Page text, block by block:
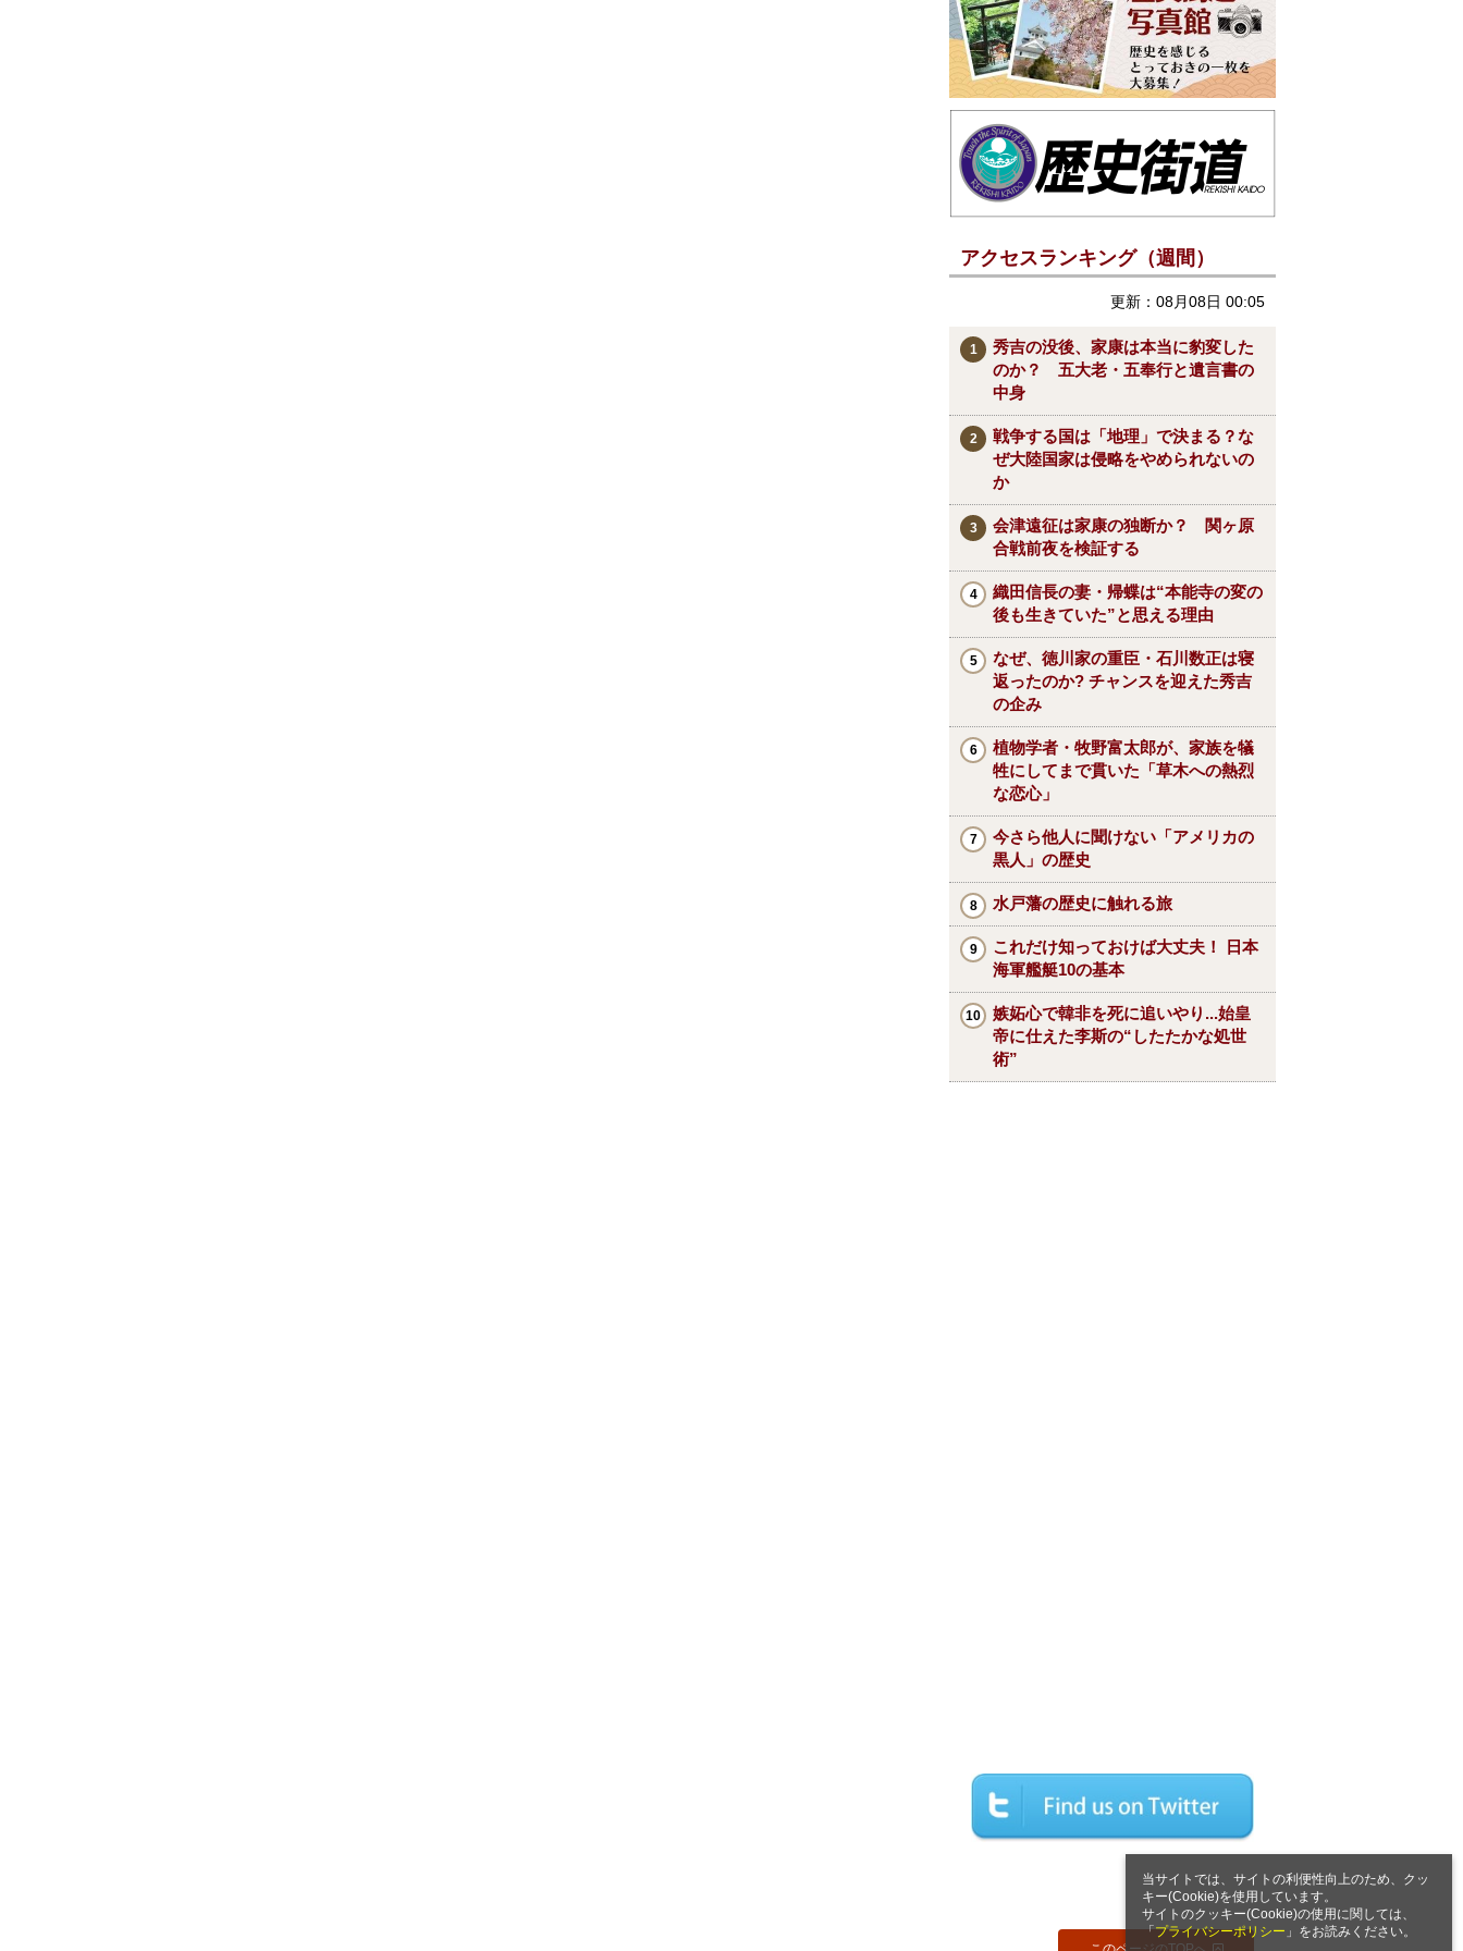
当サイトでは、サイトの利便性向上のため、クッ
キー(Cookie)を使用しています。
サイトのクッキー(Cookie)の使用に関しては、
「プライバシーポリシー 」をお読みください。
アクセスランキング（週間）
更新：08月08日 00:05
秀吉の没後、家康は本当に豹変した
のか？ 五大老・五奉行と遺言書の
中身
戦争する国は「地理」で決まる？な
ぜ大陸国家は侵略をやめられないの
か
会津遠征は家康の独断か？ 関ヶ原
合戦前夜を検証する
織田信長の妻・帰蝶は“本能寺の変の
後も生きていた”と思える理由
なぜ、徳川家の重臣・石川数正は寝
返ったのか? チャンスを迎えた秀吉
の企み
植物学者・牧野富太郎が、家族を犠
牲にしてまで貫いた「草木への熱烈
な恋心」
今さら他人に聞けない「アメリカの
黒人」の歴史
水戸藩の歴史に触れる旅
これだけ知っておけば大丈夫！ 日本
海軍艦艇10の基本
嫉妬心で韓非を死に追いやり...始皇
帝に仕えた李斯の“したたかな処世
術”